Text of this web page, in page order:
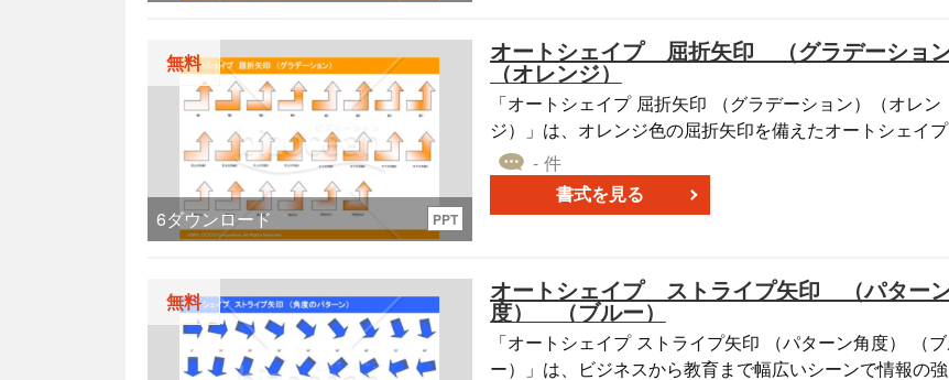
無料
6ダウンロード PPT
オートシェイプ 屈折矢印 （グラデーション
（オレンジ）
「オートシェイプ 屈折矢印 （グラデーション）（オレン
ジ）」は、オレンジ色の屈折矢印を備えたオートシェイ
材を提供しています。様々なグラデーションパターンが豊
に用意されており、パワーポイント、エクセル、ワードな
での資料作成に最適です。 これらの素材を無料でダウンロー
書を魅力的に演出しましょう。今すぐご利用いただけま
- 件
書式を見る
無料 オートシェイプ ストライプ矢印 （パター
度） （ブルー）
「オートシェイプ ストライプ矢印 （パターン角度） （
ー）」は、ビジネスから教育まで幅広いシーンで情報の